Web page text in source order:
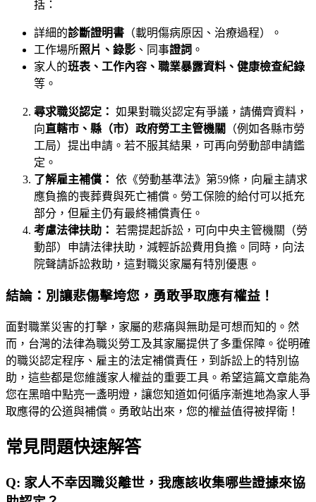
括：
詳細的診斷證明書 （載明傷病原因、治療過程）。
工作場所照片、錄影 、同事證詞 。
家人的班表、工作內容、職業暴露資料、健康檢查紀錄
等。
尋求職災認定： 如果對職災認定有爭議，請備齊資料，
向直轄市、縣（市）政府勞工主管機關
（例如各縣市勞
工局）提出申請。若不服其結果，可再向勞動部申請鑑
定。
了解雇主補償： 依《勞動基準法》第59條，向雇主請求
應負擔的喪葬費與死亡補償。勞工保險的給付可以抵充
部分，但雇主仍有最終補償責任。
考慮法律扶助： 若需提起訴訟，可向中央主管機關（勞
動部）申請法律扶助，減輕訴訟費用負擔。同時，向法
院聲請訴訟救助，這對職災家屬有特別優惠。
結論：別讓悲傷擊垮您，勇敢爭取應有權益！
面對職業災害的打擊，家屬的悲痛與無助是可想而知的。然
而，台灣的法律為職災勞工及其家屬提供了多重保障。從明確
的職災認定程序、雇主的法定補償責任，到訴訟上的特別協
助，這些都是您維護家人權益的重要工具。希望這篇文章能為
您在黑暗中點亮一盞明燈，讓您知道如何循序漸進地為家人爭
取應得的公道與補償。勇敢站出來，您的權益值得被捍衛！
常見問題快速解答
Q: 家人不幸因職災離世，我應該收集哪些證據來協